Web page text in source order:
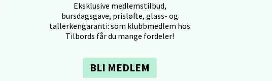
Eksklusive medlemstilbud,
bursdagsgave, prisløfte, glass- og
tallerkengaranti: som klubbmedlem hos
Tilbords får du mange fordeler!
BLI MEDLEM